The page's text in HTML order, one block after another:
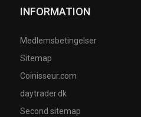
INFORMATION
Medlemsbetingelser
Sitemap
Coinisseur.com
daytrader.dk
Second sitemap